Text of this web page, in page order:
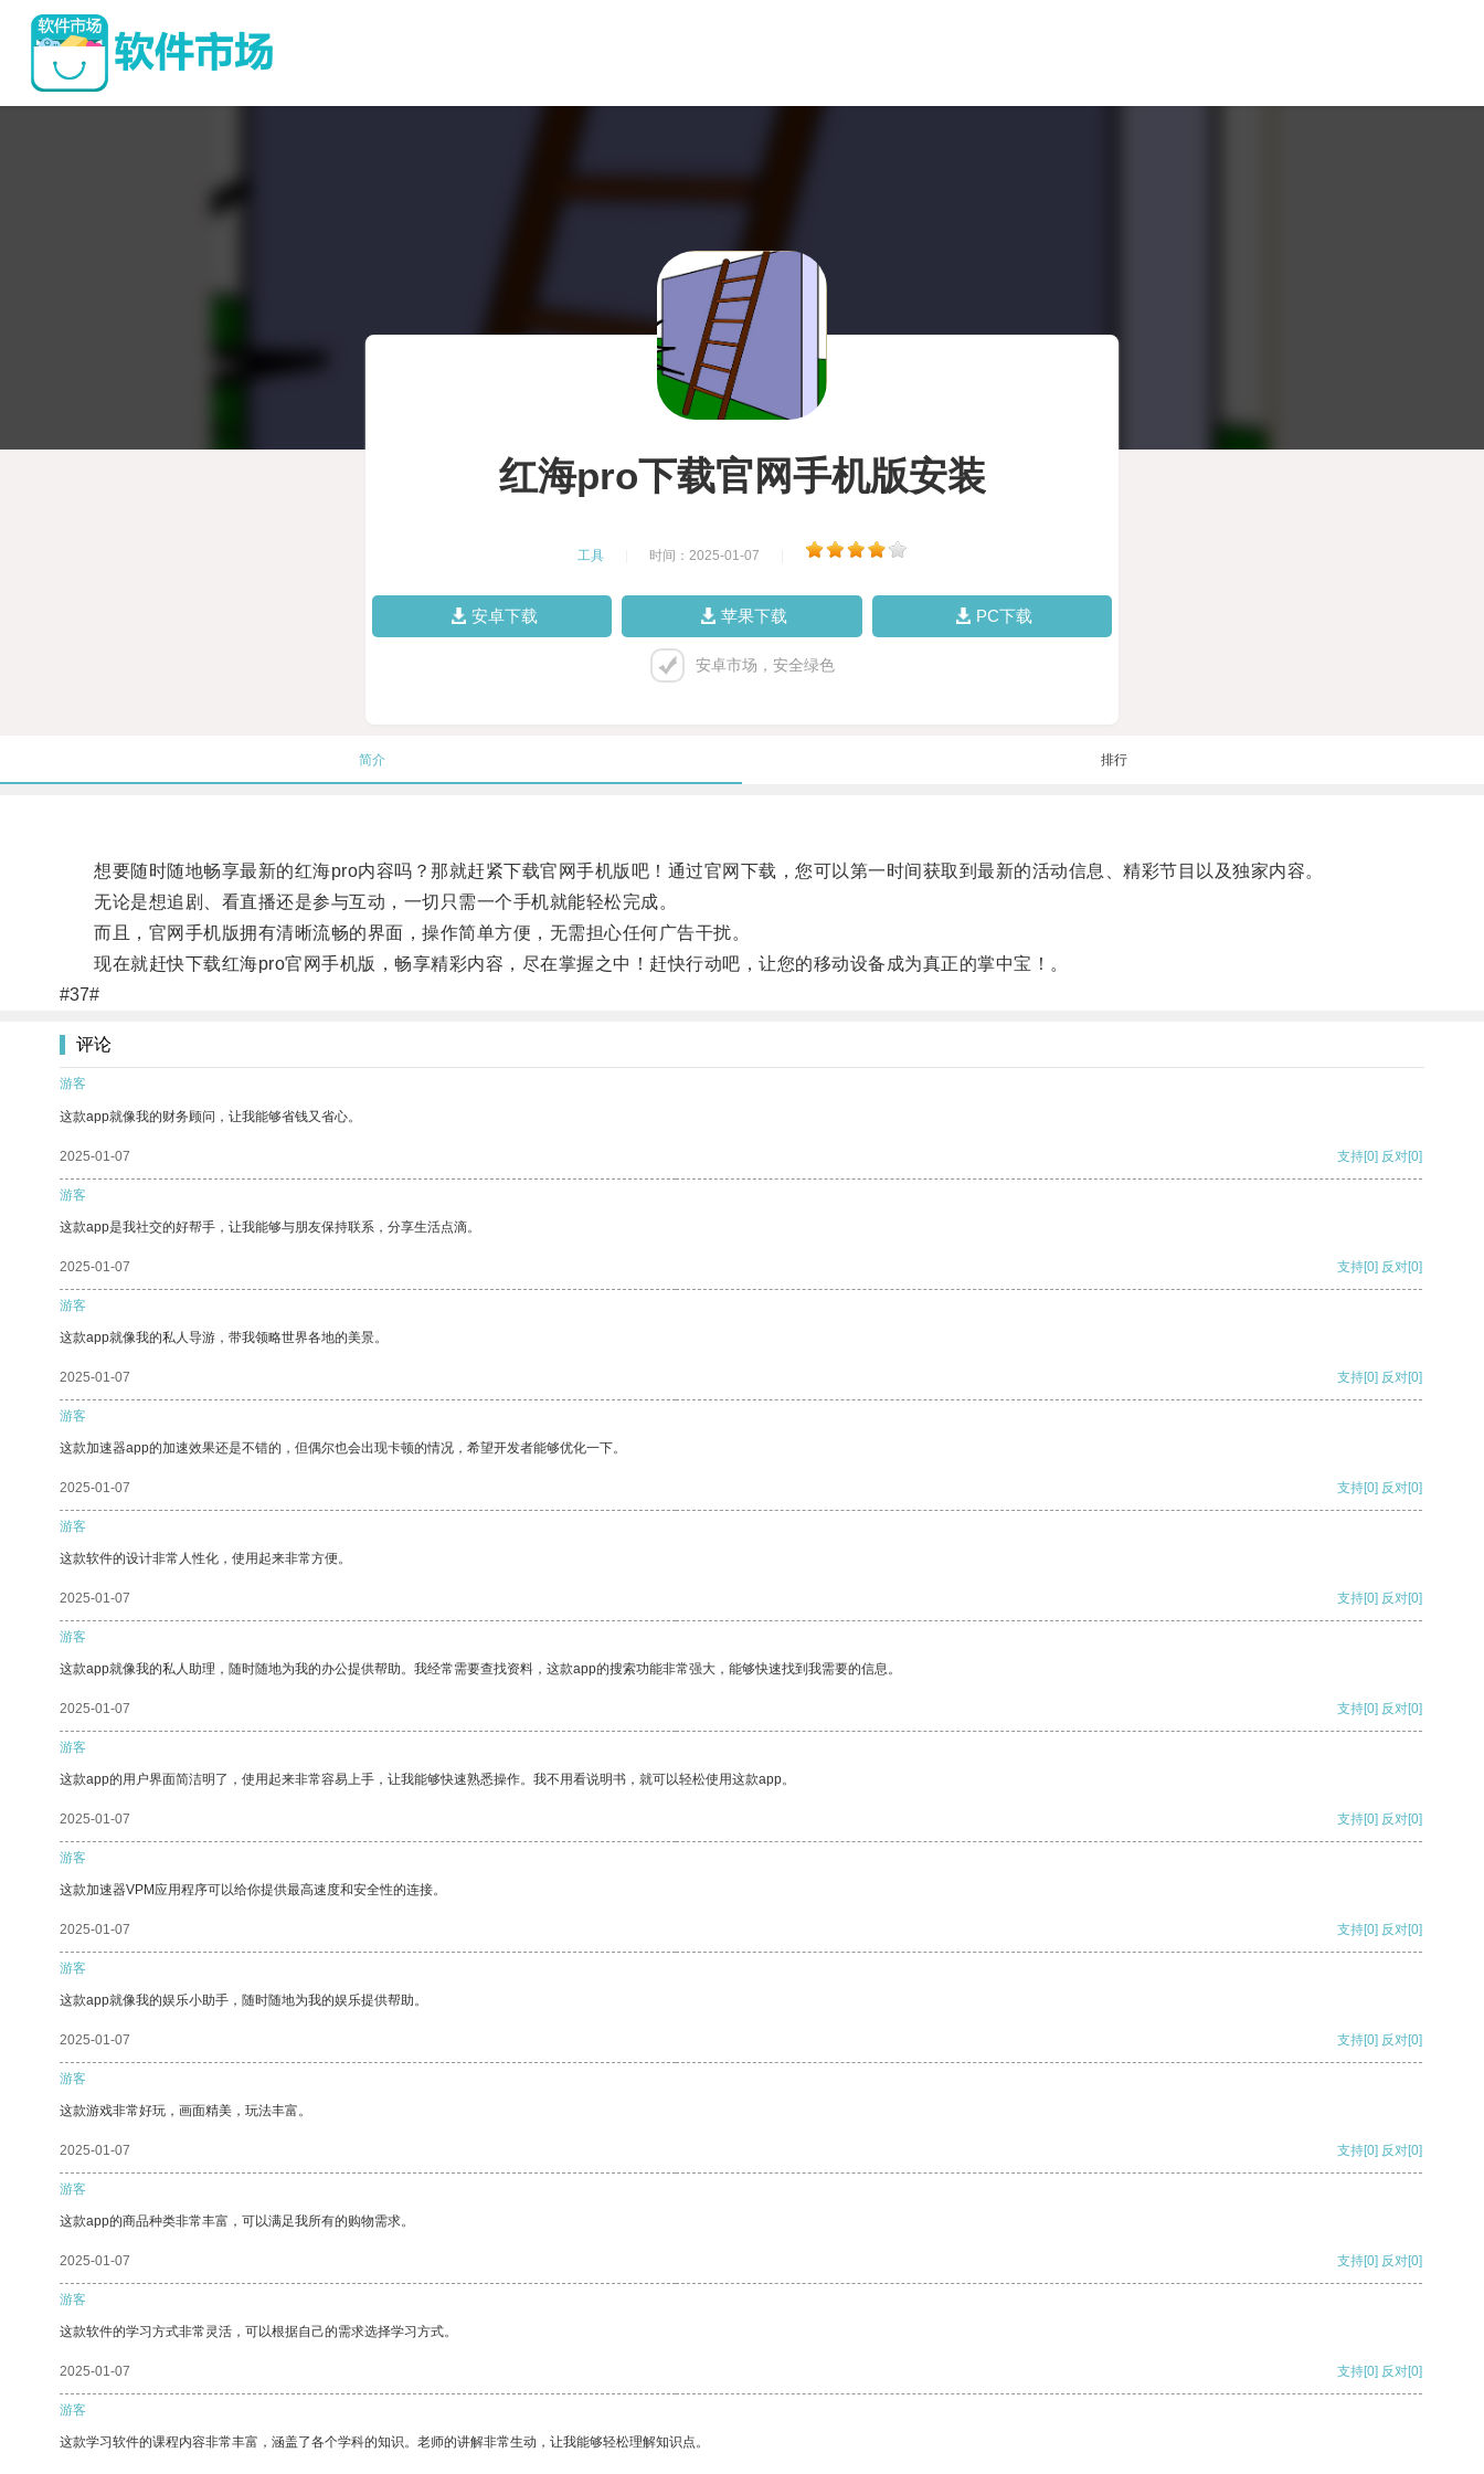
红海pro下载官网手机版安装
工具 时间：2025-01-07
安卓下载 苹果下载 PC下载
安卓市场，安全绿色
简介 排行
想要随时随地畅享最新的红海pro内容吗？那就赶紧下载官网手机版吧！通过官网下载，您可以第一时间获取到最新的活动信息、精彩节目以及独家内容。
无论是想追剧、看直播还是参与互动，一切只需一个手机就能轻松完成。
而且，官网手机版拥有清晰流畅的界面，操作简单方便，无需担心任何广告干扰。
现在就赶快下载红海pro官网手机版，畅享精彩内容，尽在掌握之中！赶快行动吧，让您的移动设备成为真正的掌中宝！。
#37#
评论
游客
这款app就像我的财务顾问，让我能够省钱又省心。
2025-01-07 支持[0] 反对[0]
游客
这款app是我社交的好帮手，让我能够与朋友保持联系，分享生活点滴。
2025-01-07 支持[0] 反对[0]
游客
这款app就像我的私人导游，带我领略世界各地的美景。
2025-01-07 支持[0] 反对[0]
游客
这款加速器app的加速效果还是不错的，但偶尔也会出现卡顿的情况，希望开发者能够优化一下。
2025-01-07 支持[0] 反对[0]
游客
这款软件的设计非常人性化，使用起来非常方便。
2025-01-07 支持[0] 反对[0]
游客
这款app就像我的私人助理，随时随地为我的办公提供帮助。我经常需要查找资料，这款app的搜索功能非常强大，能够快速找到我需要的信息。
2025-01-07 支持[0] 反对[0]
游客
这款app的用户界面简洁明了，使用起来非常容易上手，让我能够快速熟悉操作。我不用看说明书，就可以轻松使用这款app。
2025-01-07 支持[0] 反对[0]
游客
这款加速器VPM应用程序可以给你提供最高速度和安全性的连接。
2025-01-07 支持[0] 反对[0]
游客
这款app就像我的娱乐小助手，随时随地为我的娱乐提供帮助。
2025-01-07 支持[0] 反对[0]
游客
这款游戏非常好玩，画面精美，玩法丰富。
2025-01-07 支持[0] 反对[0]
游客
这款app的商品种类非常丰富，可以满足我所有的购物需求。
2025-01-07 支持[0] 反对[0]
游客
这款软件的学习方式非常灵活，可以根据自己的需求选择学习方式。
2025-01-07 支持[0] 反对[0]
游客
这款学习软件的课程内容非常丰富，涵盖了各个学科的知识。老师的讲解非常生动，让我能够轻松理解知识点。